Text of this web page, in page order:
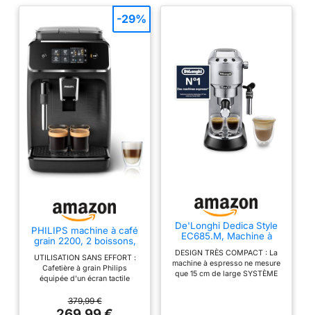
SAVOUREZ - Un seul
geste, Baristina s'occupe
du reste FINI LE
DÉSORDRE - Il suffit de
rincer le porte-filtre ou de
l'essuyer avec un chiffon
- Pas de compartiment
caché ou inaccessible
UN CAFÉ À VOTRE
GOÛT - Expresso, lungo,
extra intense - A vous de
PHILIPS machine à café
grain 2200, 2 boissons,
mousseur à lait, Noir mat
UTILISATION SANS EFFORT :
Cafetière à grain Philips
équipée d'un écran tactile
rapide, offrant un confort
quotidien avec un minimum
379,99 €
-29%
De'Longhi Dedica Style
EC685.M, Machine à
Expresso avec Buse à
Mousse de Lait
Professionnelle,
Seulement 15 cm de
DESIGN TRÈS COMPACT : La
machine à espresso ne mesure
que 15 cm de large SYSTÈME